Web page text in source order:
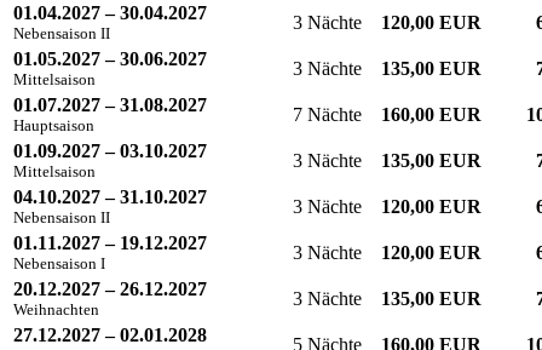
01.04.2027 – 30.04.2027
Nebensaison II
3 Nächte 120,00 EUR
01.05.2027 – 30.06.2027
Mittelsaison
3 Nächte 135,00 EUR
01.07.2027 – 31.08.2027
Hauptsaison
7 Nächte 160,00 EUR
01.09.2027 – 03.10.2027
Mittelsaison
3 Nächte 135,00 EUR
04.10.2027 – 31.10.2027
Nebensaison II
3 Nächte 120,00 EUR
01.11.2027 – 19.12.2027
Nebensaison I
3 Nächte 120,00 EUR
20.12.2027 – 26.12.2027
Weihnachten
3 Nächte 135,00 EUR
27.12.2027 – 02.01.2028
5 Nächte 160,00 EUR